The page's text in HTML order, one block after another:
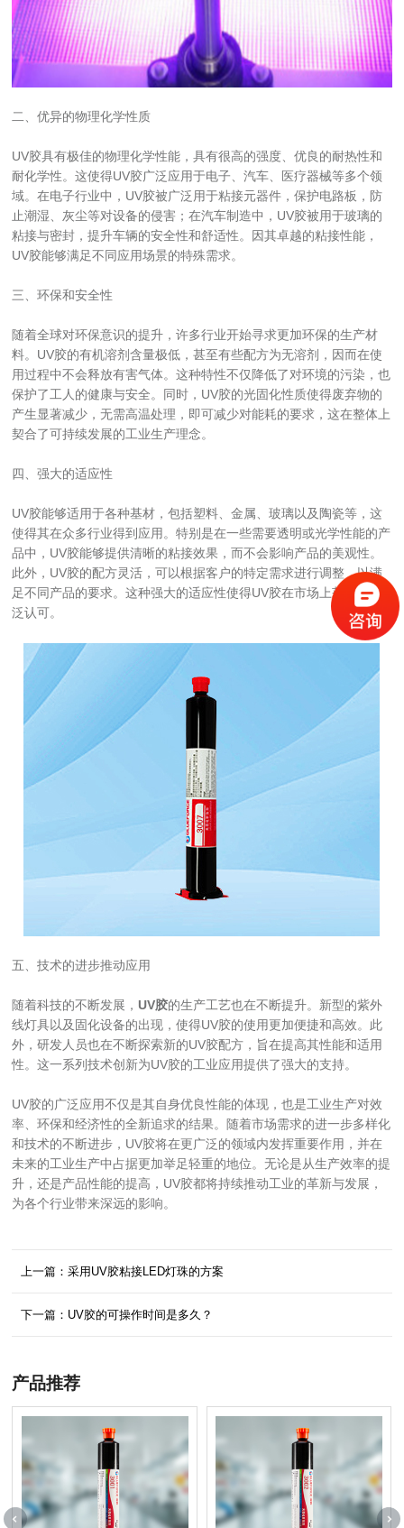
二、优异的物理化学性质
UV胶具有极佳的物理化学性能，具有很高的强度、优良的耐热性和
耐化学性。这使得UV胶广泛应用于电子、汽车、医疗器械等多个领
域。在电子行业中，UV胶被广泛用于粘接元器件，保护电路板，防
止潮湿、灰尘等对设备的侵害；在汽车制造中，UV胶被用于玻璃的
粘接与密封，提升车辆的安全性和舒适性。因其卓越的粘接性能，
UV胶能够满足不同应用场景的特殊需求。
三、环保和安全性
随着全球对环保意识的提升，许多行业开始寻求更加环保的生产材
料。UV胶的有机溶剂含量极低，甚至有些配方为无溶剂，因而在使
用过程中不会释放有害气体。这种特性不仅降低了对环境的污染，也
保护了工人的健康与安全。同时，UV胶的光固化性质使得废弃物的
产生显著减少，无需高温处理，即可减少对能耗的要求，这在整体上
契合了可持续发展的工业生产理念。
四、强大的适应性
UV胶能够适用于各种基材，包括塑料、金属、玻璃以及陶瓷等，这
使得其在众多行业得到应用。特别是在一些需要透明或光学性能的产
品中，UV胶能够提供清晰的粘接效果，而不会影响产品的美观性。
此外，UV胶的配方灵活，可以根据客户的特定需求进行调整，以满
足不同产品的要求。这种强大的适应性使得UV胶在市场上获得了广
泛认可。
五、技术的进步推动应用
随着科技的不断发展， UV胶的生产工艺也在不断提升。新型的紫外
线灯具以及固化设备的出现，使得UV胶的使用更加便捷和高效。此
外，研发人员也在不断探索新的UV胶配方，旨在提高其性能和适用
性。这一系列技术创新为UV胶的工业应用提供了强大的支持。
UV胶的广泛应用不仅是其自身优良性能的体现，也是工业生产对效
率、环保和经济性的全新追求的结果。随着市场需求的进一步多样化
和技术的不断进步，UV胶将在更广泛的领域内发挥重要作用，并在
未来的工业生产中占据更加举足轻重的地位。无论是从生产效率的提
升，还是产品性能的提高，UV胶都将持续推动工业的革新与发展，
为各个行业带来深远的影响。
上一篇：采用UV胶粘接LED灯珠的方案
下一篇：UV胶的可操作时间是多久？
产品推荐